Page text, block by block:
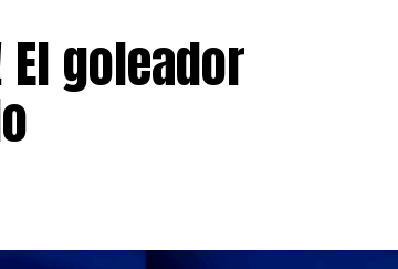
El goleador